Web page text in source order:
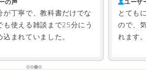
が丁寧で、教科書だけでな
も使える雑談まで25分にう
込まれていました。
とても
ので、
れます